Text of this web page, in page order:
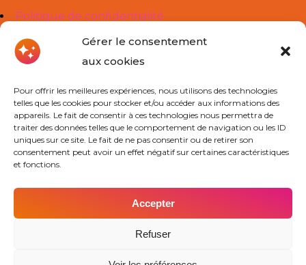
Gérer le consentement
aux cookies
Pour offrir les meilleures expériences, nous utilisons des technologies
telles que les cookies pour stocker et/ou accéder aux informations des
appareils. Le fait de consentir à ces technologies nous permettra de
traiter des données telles que le comportement de navigation ou les ID
uniques sur ce site. Le fait de ne pas consentir ou de retirer son
consentement peut avoir un effet négatif sur certaines caractéristiques
et fonctions.
Accepter
Refuser
Politique de confidentialité
Mentions légales
À propos de nous
Cours Particuliers
Actualités
Contact